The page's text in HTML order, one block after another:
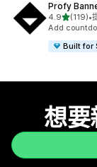
Profy
4.9滿分 5 顆
(119)
共有 119 則•
Add
Built for
想要